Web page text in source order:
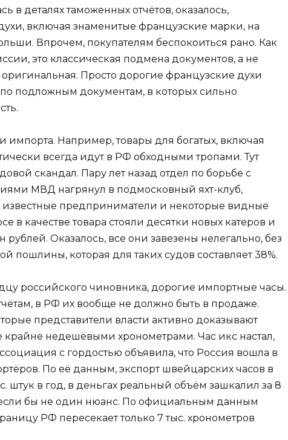
в деталях таможенных отчётов, оказалось,
включая знаменитые французские марки, на
Впрочем, покупателям беспокоиться рано. Как
это классическая подмена документов, а не
Просто дорогие французские духи
по подложным документам, в которых сильно
импорта. Например, товары для богатых, включая
всегда идут в РФ обходными тропами. Тут
скандал. Пару лет назад отдел по борьбе с
МВД нагрянул в подмосковный яхт-клуб,
известные предприниматели и некоторые видные
в качестве товара стояли десятки новых катеров и
рублей. Оказалось, все они завезены нелегально, без
пошлины, которая для таких судов составляет 38%.
российского чиновника, дорогие импортные часы.
в РФ их вообще не должно быть в продаже.
представители власти активно доказывают
крайне недешёвыми хронометрами. Час икс настал,
с гордостью объявила, что Россия вошла в
По её данным, экспорт швейцарских часов в
штук в год, в деньгах реальный объём зашкалил за 8
бы не один нюанс. По официальным данным
РФ пересекает только 7 тыс. хронометров